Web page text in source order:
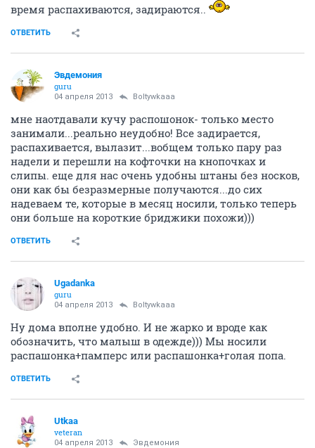
время распахиваются, задираются..
ОТВЕТИТЬ
Эвдемония
guru
04 апреля 2013 Boltywkaaa
мне наотдавали кучу распошонок- только место
занимали...реально неудобно! Все задирается,
распахивается, вылазит...вобщем только пару раз
надели и перешли на кофточки на кнопочках и
слипы. еще для нас очень удобны штаны без носков,
они как бы безразмерные получаются...до сих
надеваем те, которые в месяц носили, только теперь
они больше на короткие бриджики похожи)))
ОТВЕТИТЬ
Ugadanka
guru
04 апреля 2013 Boltywkaaa
Ну дома вполне удобно. И не жарко и вроде как
обозначить, что малыш в одежде))) Мы носили
распашонка+памперс или распашонка+голая попа.
ОТВЕТИТЬ
Utkaa
veteran
04 апреля 2013 Эвдемония